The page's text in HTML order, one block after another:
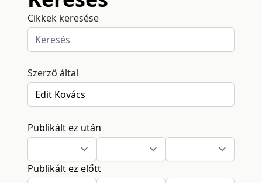
Cikkek keresése
Szerző által
Publikált ez után
Publikált ez előtt